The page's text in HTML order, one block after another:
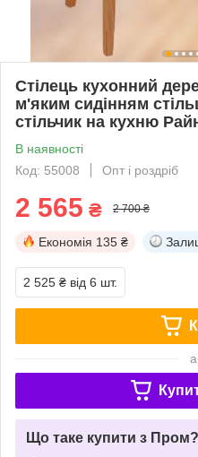
Стілець кухонний
м'яким сидінням
стільчик на кухню
В наявності
Код: 55008
Опт і роздріб
2 565 ₴ 2 700 ₴
Економія 135 ₴
2 525 ₴ від 6 шт.
Що таке купити з Пром?